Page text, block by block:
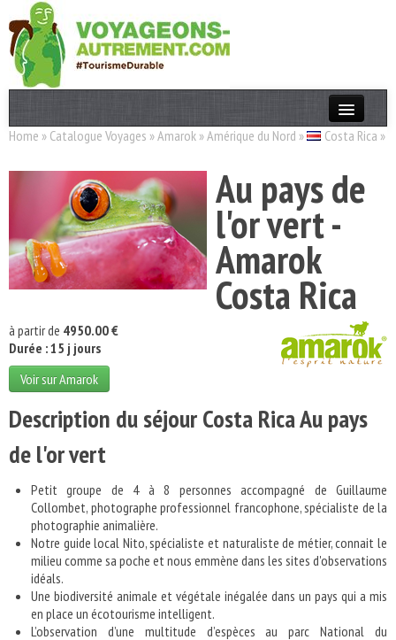
Actualités
T. Responsable
Destinations
Acteurs
Thèmes
Home » Catalogue Voyages »Amarok »Amérique du Nord » Costa Rica »
Au pays de
l'or vert -
Amarok
Costa Rica
à partir de 4950.00 €
Durée : 15 j jours
Voir sur Amarok
Description du séjour Costa Rica Au pays
de l'or vert
Petit groupe de 4 à 8 personnes accompagné de Guillaume
Collombet, photographe professionnel francophone, spécialiste de la
photographie animalière.
Notre guide local Nito, spécialiste et naturaliste de métier, connait le
milieu comme sa poche et nous emmène dans les sites d'observations
idéals.
Une biodiversité animale et végétale inégalée dans un pays qui a mis
en place un écotourisme intelligent.
L’observation d’une multitude d’espèces au parc National du